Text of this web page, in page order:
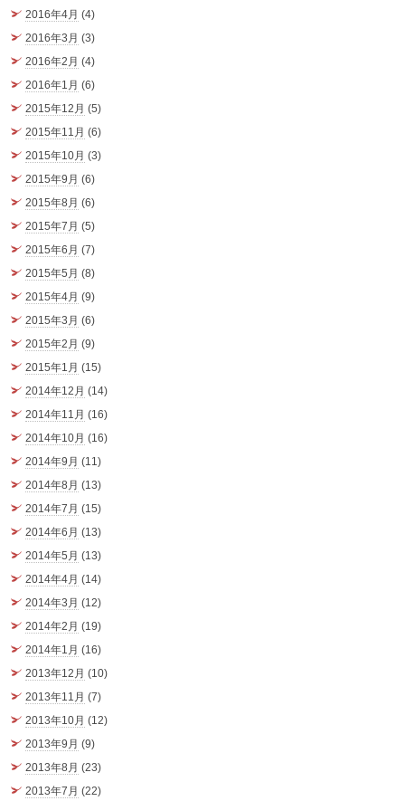
2016年4月 (4)
2016年3月 (3)
2016年2月 (4)
2016年1月 (6)
2015年12月 (5)
2015年11月 (6)
2015年10月 (3)
2015年9月 (6)
2015年8月 (6)
2015年7月 (5)
2015年6月 (7)
2015年5月 (8)
2015年4月 (9)
2015年3月 (6)
2015年2月 (9)
2015年1月 (15)
2014年12月 (14)
2014年11月 (16)
2014年10月 (16)
2014年9月 (11)
2014年8月 (13)
2014年7月 (15)
2014年6月 (13)
2014年5月 (13)
2014年4月 (14)
2014年3月 (12)
2014年2月 (19)
2014年1月 (16)
2013年12月 (10)
2013年11月 (7)
2013年10月 (12)
2013年9月 (9)
2013年8月 (23)
2013年7月 (22)